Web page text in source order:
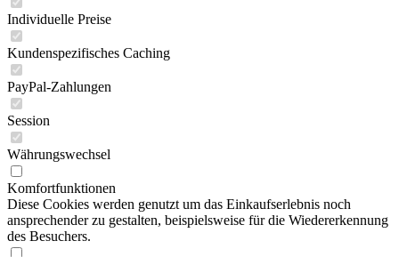
Individuelle Preise
Kundenspezifisches Caching
PayPal-Zahlungen
Session
Währungswechsel
Komfortfunktionen
Diese Cookies werden genutzt um das Einkaufserlebnis noch
ansprechender zu gestalten, beispielsweise für die Wiedererkennung
des Besuchers.